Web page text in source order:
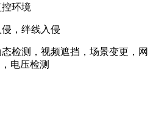
环境
，绊线入侵
测，视频遮挡，场景变更，网
电压检测